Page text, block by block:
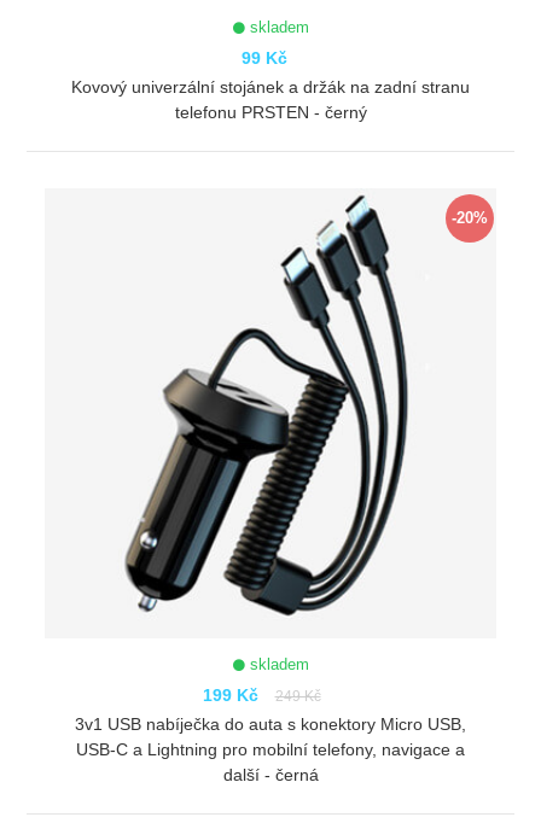
skladem
99 Kč
Kovový univerzální stojánek a držák na zadní stranu
telefonu PRSTEN - černý
-20%
skladem
199 Kč 249 Kč
3v1 USB nabíječka do auta s konektory Micro USB,
USB-C a Lightning pro mobilní telefony, navigace a
další - černá